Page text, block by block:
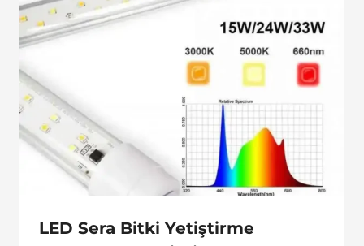
LED Sera Bitki Yetiştirme